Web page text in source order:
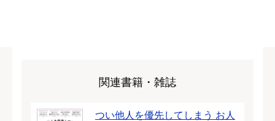
関連書籍・雑誌
つい他人を優先してしまう お人